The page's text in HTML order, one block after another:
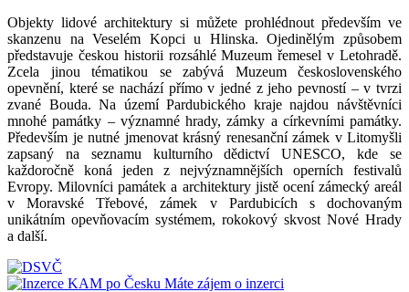
Objekty lidové architektury si můžete prohlédnout především ve
skanzenu na Veselém Kopci u Hlinska. Ojedinělým způsobem
představuje českou historii rozsáhlé Muzeum řemesel v Letohradě.
Zcela jinou tématikou se zabývá Muzeum československého
opevnění, které se nachází přímo v jedné z jeho pevností – v tvrzi
zvané Bouda. Na území Pardubického kraje najdou návštěvníci
mnohé památky – významné hrady, zámky a církevními památky.
Především je nutné jmenovat krásný renesanční zámek v Litomyšli
zapsaný na seznamu kulturního dědictví UNESCO, kde se
každoročně koná jeden z nejvýznamnějších operních festivalů
Evropy. Milovníci památek a architektury jistě ocení zámecký areál
v Moravské Třebové, zámek v Pardubicích s dochovaným
unikátním opevňovacím systémem, rokokový skvost Nové Hrady
a další.
Máte zájem o inzerci